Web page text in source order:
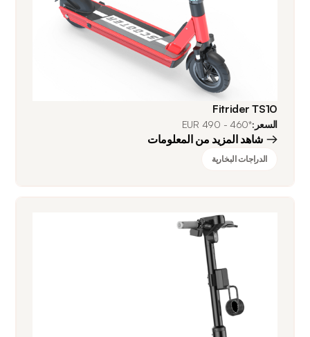
Fitrider TS10
السعر:*460 - 490 EUR
شاهد المزيد من المعلومات
الدراجات البخارية